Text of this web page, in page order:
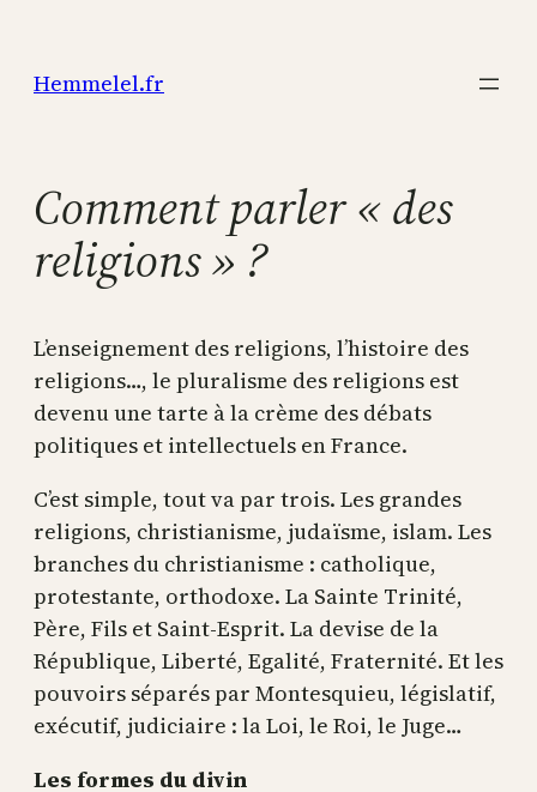
contenu
Hemmelel.fr
Comment parler « des
religions » ?
L’enseignement des religions, l’histoire des
religions…, le pluralisme des religions est
devenu une tarte à la crème des débats
politiques et intellectuels en France.
C’est simple, tout va par trois. Les grandes
religions, christianisme, judaïsme, islam. Les
branches du christianisme : catholique,
protestante, orthodoxe. La Sainte Trinité,
Père, Fils et Saint-Esprit. La devise de la
République, Liberté, Egalité, Fraternité. Et les
pouvoirs séparés par Montesquieu, législatif,
exécutif, judiciaire : la Loi, le Roi, le Juge…
Les formes du divin